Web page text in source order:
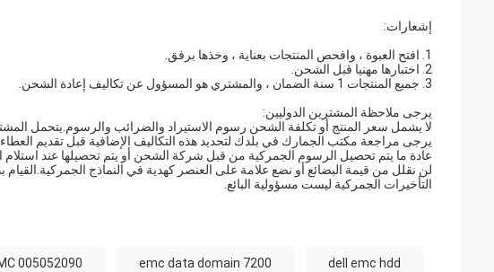
إشعارات:
1. افتح العبوة ، وافحص المنتجات بعناية ، وخذها برفق.
2. اختبارها مهنيا قبل الشحن.
3. جميع المنتجات 1 سنة الضمان ، والمشتري هو المسؤول عن تكاليف إعادة الشحن.
يرجى ملاحظة المشترين الدوليين:
لا يشمل سعر المنتج أو تكلفة الشحن رسوم الاستيراد والضرائب والرسوم.يتحمل
يرجى مراجعة مكتب الجمارك في بلدك لتحديد هذه التكاليف الإضافية قبل تقديم
عادة ما يتم تحصيل الرسوم الجمركية من قبل شركة الشحن أو يتم تحصيلها عند
لن نقلل من قيمة البضائع أو نضع علامة على العنصر كهدية في النماذج الجمركية.القيام
التأخيرات الجمركية ليست مسؤولية البائع.
dell emc hdd
emc data domain 7200
005052090 EMC